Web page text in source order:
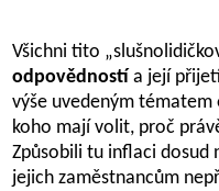
Všichni tito
odpovědností a její
výše uvedeným
koho mají volit, proč
Způsobili tu inflaci dosud
jejich zaměstnancům